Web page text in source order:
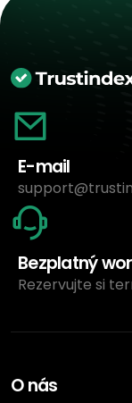
E-mail
Bezplatný
Rezervujte si
O nás